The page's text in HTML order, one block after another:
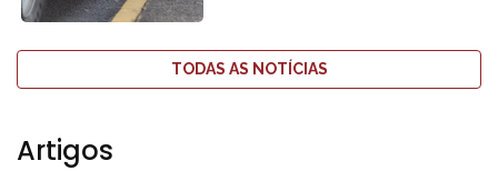
TODAS AS NOTÍCIAS
Artigos